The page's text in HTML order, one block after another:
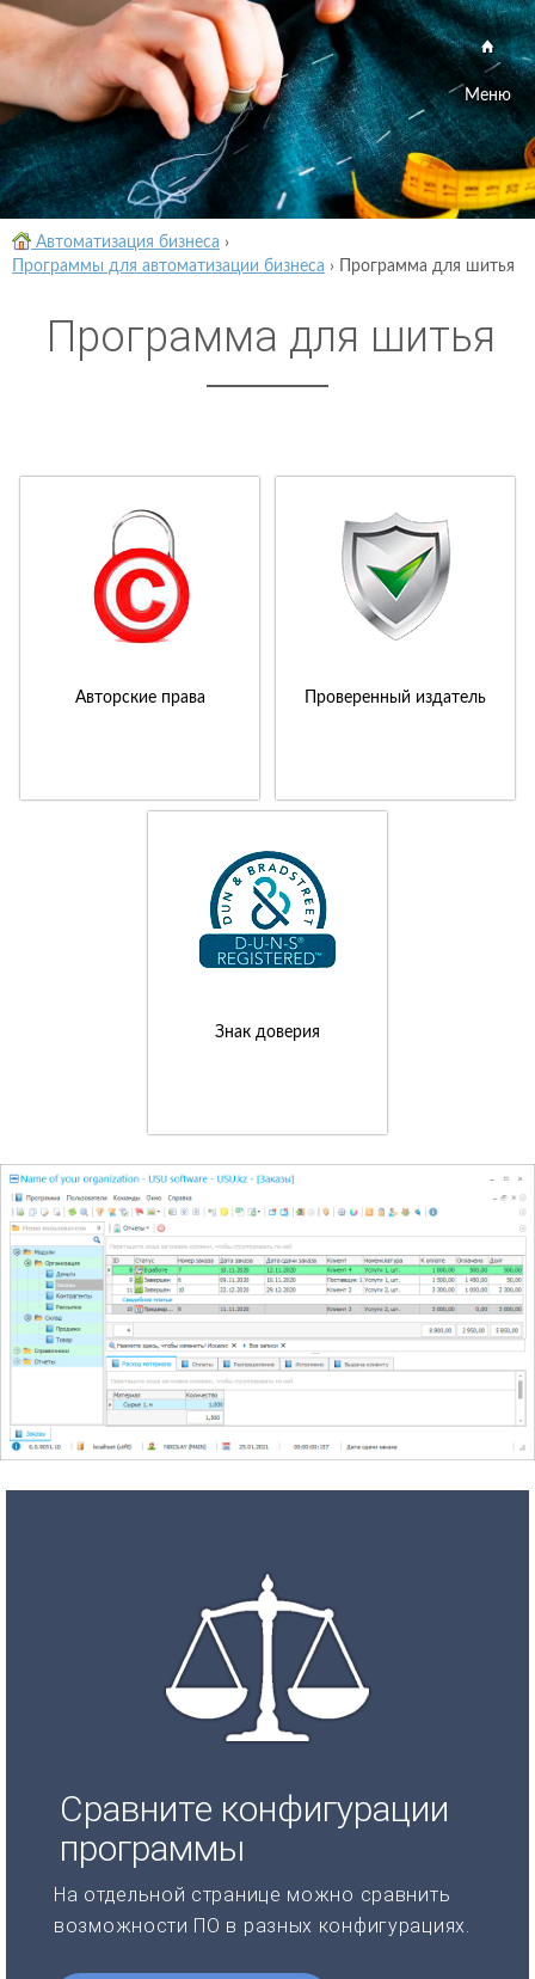
Меню
Автоматизация бизнеса ›
Программы для автоматизации бизнеса › Программа для шитья
Программа для шитья
Авторские права Проверенный издатель
Знак доверия
Сравните конфигурации
программы
На отдельной странице можно сравнить
возможности ПО в разных конфигурациях.